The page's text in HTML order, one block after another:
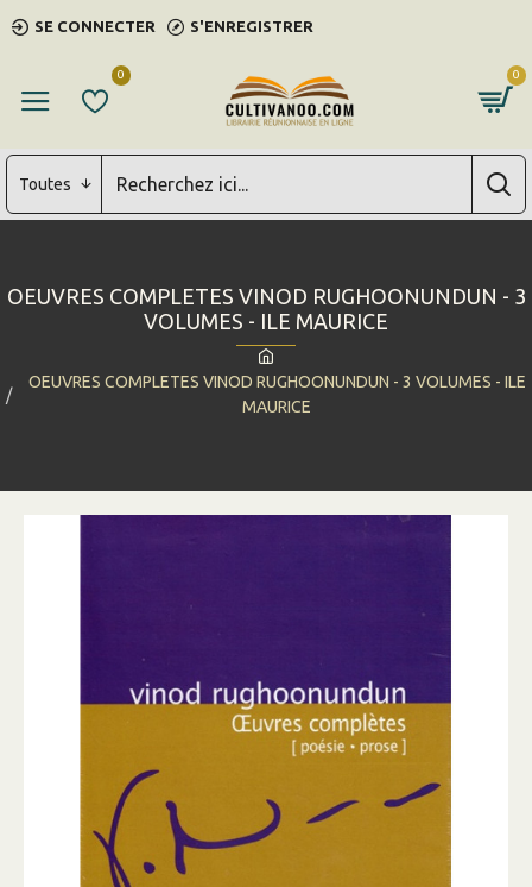
SE CONNECTER S'ENREGISTRER
0 0
Toutes
OEUVRES COMPLETES VINOD RUGHOONUNDUN - 3 VOLUMES - ILE
MAURICE
OEUVRES COMPLETES VINOD RUGHOONUNDUN - 3
VOLUMES - ILE MAURICE